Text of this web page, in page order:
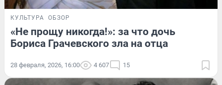
КУЛЬТУРА ОБЗОР
«Не прощу никогда!»: за что дочь
Бориса Грачевского зла на отца
28 февраля, 2026, 16:00 4 607 15